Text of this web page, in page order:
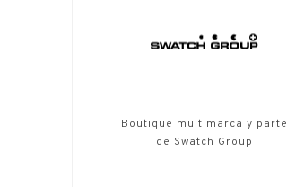
Boutique multimarca y parte
de Swatch Group